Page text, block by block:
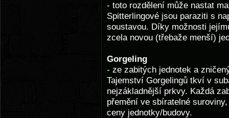
- toto rozdělení může nastat
Spitterlingové jsou paraziti s
soustavou. Díky možnosti
zcela novou (třebaže menší)
Gorgeling
- ze zabitých jednotek a
Tajemství Gorgelingů tkví v
nejzákladnější prkvy. Každá
přemění ve sbíratelné
ceny jednotky/budovy.